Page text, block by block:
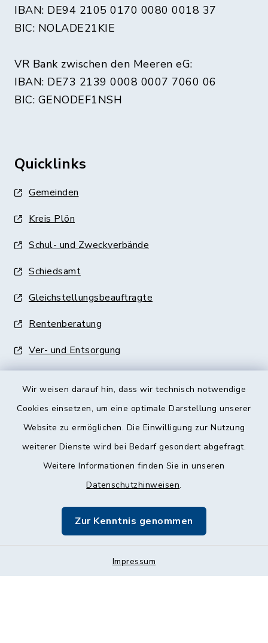
Wir weisen darauf hin, dass wir technisch notwendige
Cookies einsetzen, um eine optimale Darstellung unserer
Website zu ermöglichen. Die Einwilligung zur Nutzung
weiterer Dienste wird bei Bedarf gesondert abgefragt.
Weitere Informationen finden Sie in unseren
Datenschutzhinweisen.
Zur Kenntnis genommen
Impressum
IBAN: DE94 2105 0170 0080 0018 37
BIC: NOLADE21KIE
VR Bank zwischen den Meeren eG:
IBAN: DE73 2139 0008 0007 7060 06
BIC: GENODEF1NSH
Quicklinks
Gemeinden
Kreis Plön
Schul- und Zweckverbände
Schiedsamt
Gleichstellungsbeauftragte
Rentenberatung
Ver- und Entsorgung
Barrierefreiheit
Impressum
Sitemap